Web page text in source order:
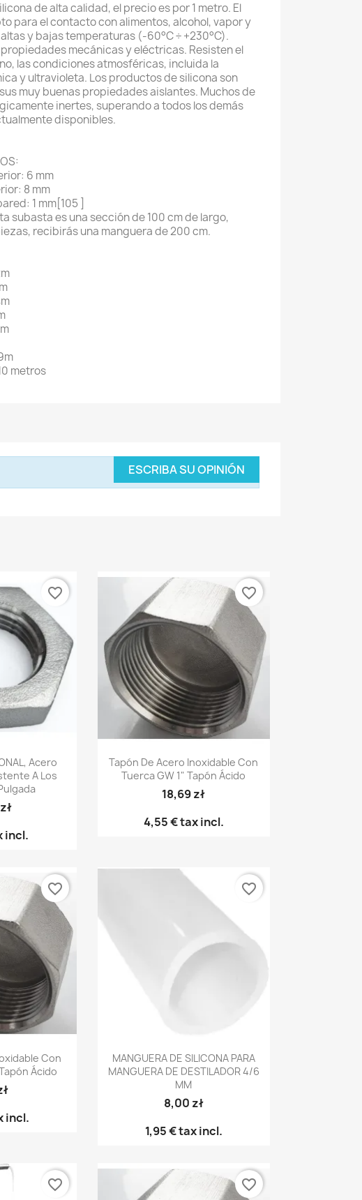
de alta calidad, el precio es por 1 metro. El
para el contacto con alimentos, alcohol, vapor y
y bajas temperaturas (-60°C ÷ +230°C).
mecánicas y eléctricas. Resisten el
las condiciones atmosféricas, incluida la
y ultravioleta. Los productos de silicona son
muy buenas propiedades aislantes. Muchos de
inertes, superando a todos los demás
disponibles.
6 mm
8 mm
1 mm[105 ]
subasta es una sección de 100 cm de largo,
recibirás una manguera de 200 cm.
metros
ESCRIBA SU OPINIÓN
Acero
A Los
incl.
favorite_border
Vista rápida
Tapón De Acero Inoxidable Con
Tuerca GW 1" Tapón Ácido
18,69 zł
4,55 €tax incl.
favorite_border
Con
Ácido
incl.
favorite_border
Vista rápida
MANGUERA DE SILICONA PARA
MANGUERA DE DESTILADOR 4/6
MM
8,00 zł
1,95 €tax incl.
favorite_border
favorite_border favorite_border